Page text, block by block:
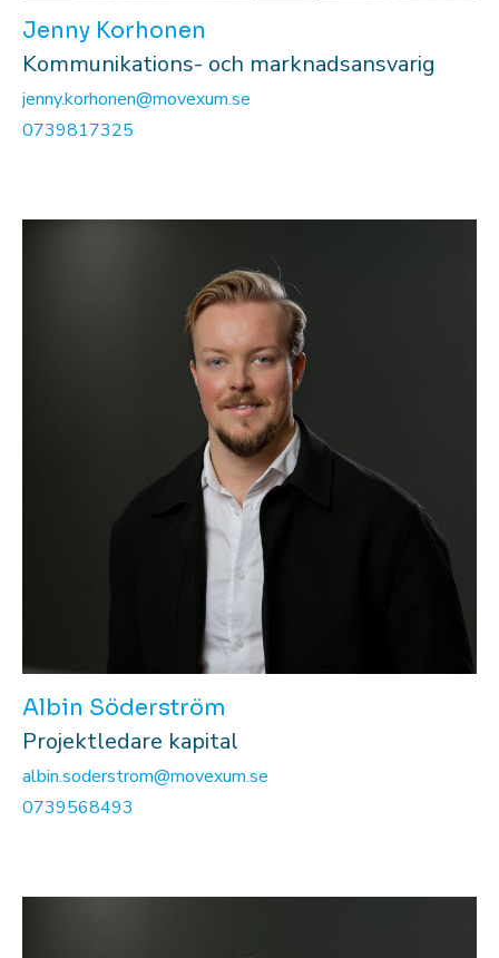
Jenny Korhonen
Kommunikations- och marknadsansvarig
jenny.korhonen@movexum.se
0739817325
Albin Söderström
Projektledare kapital
albin.soderstrom@movexum.se
0739568493